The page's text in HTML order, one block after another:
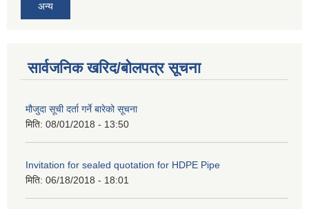
अन्य
सार्वजनिक खरिद/बोलपत्र सूचना
मौजुदा सूची दर्ता गर्ने बारेको सूचना
मिति: 08/01/2018 - 13:50
Invitation for sealed quotation for HDPE Pipe
मिति: 06/18/2018 - 18:01